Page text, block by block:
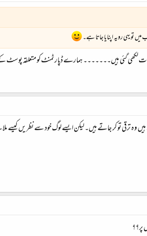
تو یہی رویہ اپنایا جاتا ہے۔
لکھی گئی ہیں۔۔۔۔۔۔۔ ہمارے ڈپارٹمنٹ کو متعلقہ پوسٹ
وہ ترقی تو کر جاتے ہیں۔ لیکن ایسے لوگ خود سے نظریں
پر؟؟